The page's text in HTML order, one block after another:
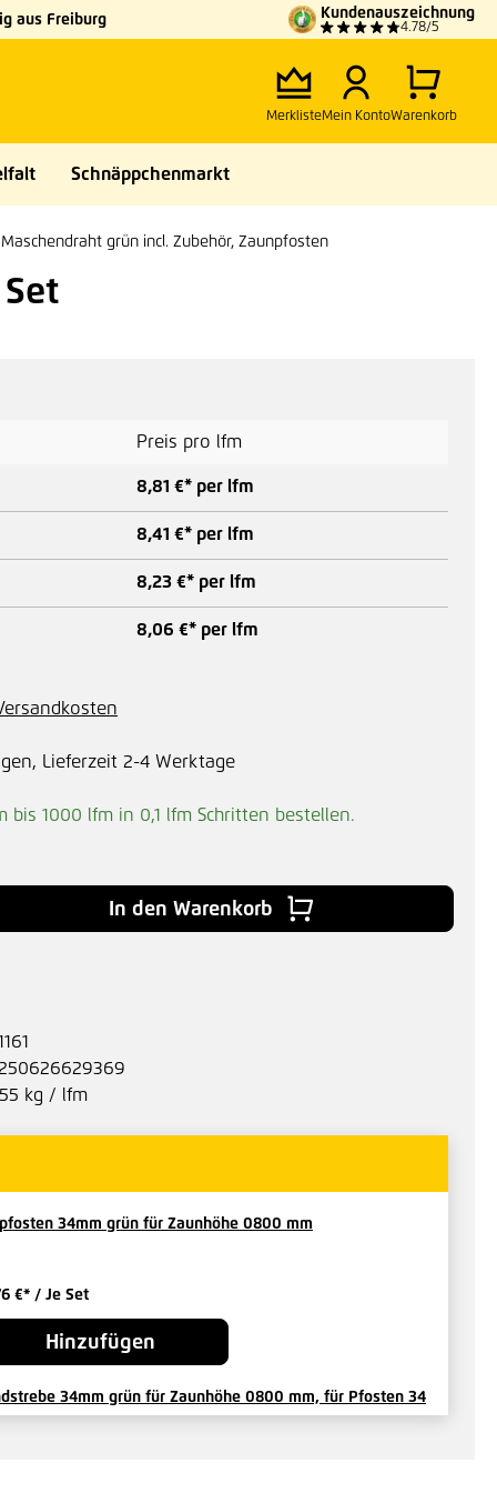
aus Freiburg Kundenauszeichnung
4.78/5
MerklisteMein KontoWarenkorb
Schnäppchenmarkt
Maschendraht grün incl. Zubehör, Zaunpfosten
Preis pro lfm
8,81 €* per lfm
8,41 €* per lfm
8,23 €* per lfm
8,06 €* per lfm
Lieferzeit 2-4 Werktage
bis 1000 lfm in 0,1 lfm Schritten bestellen.
In den Warenkorb
kg / lfm
34mm grün für Zaunhöhe 0800 mm
€* / Je Set
Hinzufügen
34mm grün für Zaunhöhe 0800 mm, für Pfosten 34